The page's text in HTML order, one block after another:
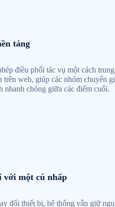
tảng
điều phối tác vụ một cách
trên web, giúp các nhóm chuyển
nhanh chóng giữa các điểm cuối.
với một cú nhấp
đổi thiết bị, hệ thống vẫn giữ